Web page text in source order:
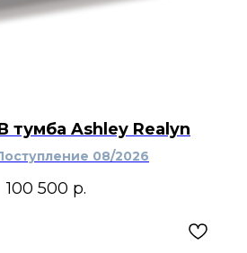
тумба Ashley Realyn
08/2026
100 500 р.